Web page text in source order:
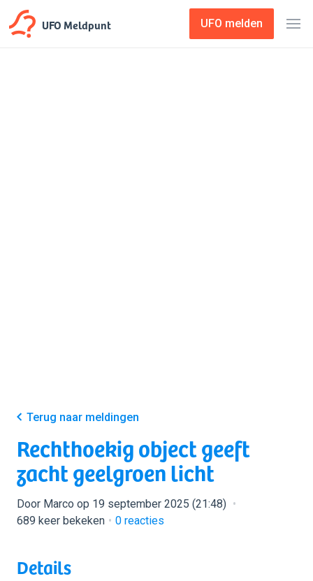
UFO Meldpunt UFO melden
Terug naar meldingen
Rechthoekig object geeft
zacht geelgroen licht
Door Marco op 19 september 2025 (21:48)
689 keer bekeken
0 reacties
Details